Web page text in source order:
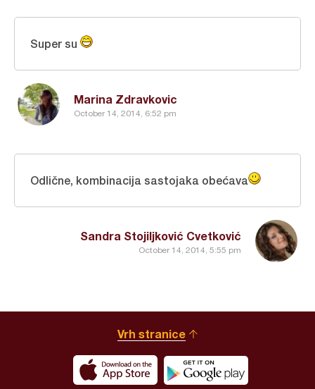
Marina Zdravkovic
October 14, 2014, 6:52 pm
Super su
Sandra Stojiljković Cvetković
October 14, 2014, 5:55 pm
Odlične, kombinacija sastojaka obećava
Vrh stranice